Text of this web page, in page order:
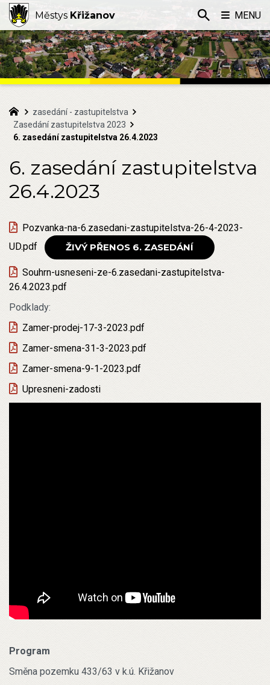
zasedání - zastupitelstva
Zasedání zastupitelstva 2023
6. zasedání zastupitelstva 26.4.2023
6. zasedání zastupitelstva
26.4.2023
Pozvanka-na-6.zasedani-zastupitelstva-26-4-2023-
UD.pdf
ŽIVÝ PŘENOS 6. ZASEDÁNÍ
Souhrn-usneseni-ze-6.zasedani-zastupitelstva-
26.4.2023.pdf
Podklady:
Zamer-prodej-17-3-2023.pdf
Zamer-smena-31-3-2023.pdf
Zamer-smena-9-1-2023.pdf
Upresneni-zadosti
Program
Směna pozemku 433/63 v k.ú. Křižanov
Městys Křižanov MENU